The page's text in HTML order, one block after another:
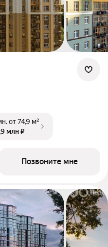
от 74,9 м²
млн ₽
Позвоните мне